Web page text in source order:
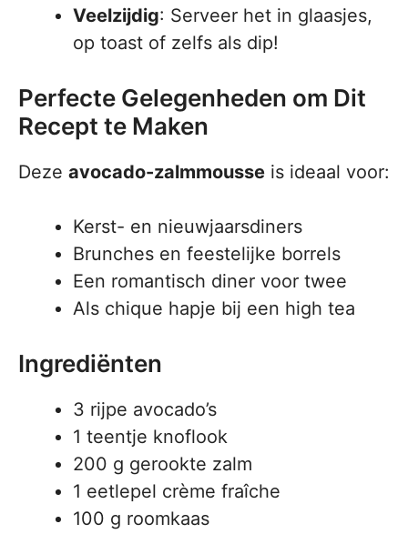
Veelzijdig: Serveer het in glaasjes,
op toast of zelfs als dip!
Perfecte Gelegenheden om Dit
Recept te Maken
Deze avocado-zalmmousse is ideaal voor:
Kerst- en nieuwjaarsdiners
Brunches en feestelijke borrels
Een romantisch diner voor twee
Als chique hapje bij een high tea
Ingrediënten
3 rijpe avocado’s
1 teentje knoflook
200 g gerookte zalm
1 eetlepel crème fraîche
100 g roomkaas